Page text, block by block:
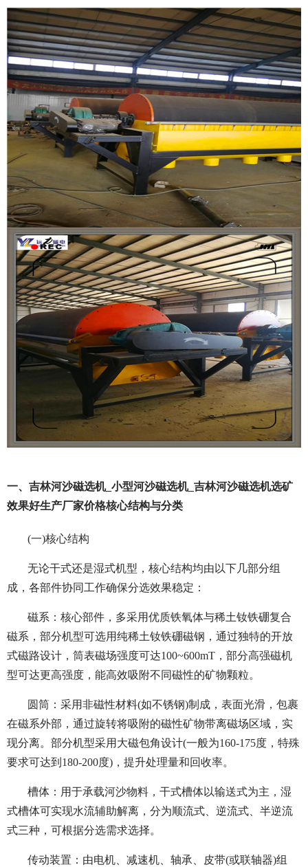
一、吉林河沙磁选机_小型河沙磁选机_吉林河沙磁选机选矿
效果好生产厂家价格核心结构与分类
(一)核心结构
无论干式还是湿式机型，核心结构均由以下几部分组
成，各部件协同工作确保分选效果稳定：
磁系：核心部件，多采用优质铁氧体与稀土钕铁硼复合
磁系，部分机型可选用纯稀土钕铁硼磁钢，通过独特的开放
式磁路设计，筒表磁场强度可达100~600mT，部分高强磁机
型可达更高强度，能高效吸附不同磁性的矿物颗粒。
圆筒：采用非磁性材料(如不锈钢)制成，表面光滑，包裹
在磁系外部，通过旋转将吸附的磁性矿物带离磁场区域，实
现分离。部分机型采用大磁包角设计(一般为160-175度，特殊
要求可达到180-200度)，提升处理量和回收率。
槽体：用于承载河沙物料，干式槽体以输送式为主，湿
式槽体可实现水流辅助解离，分为顺流式、逆流式、半逆流
式三种，可根据分选需求选择。
传动装置：由电机、减速机、轴承、皮带(或联轴器)组